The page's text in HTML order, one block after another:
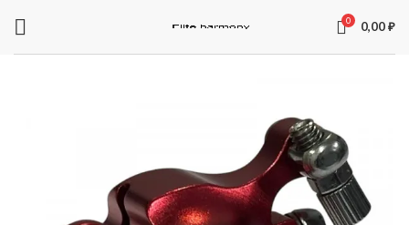
0 0,00₽
ЗАПЧАСТИ ДЛЯ ЭЛЕКТРОСАМОКАТОВ